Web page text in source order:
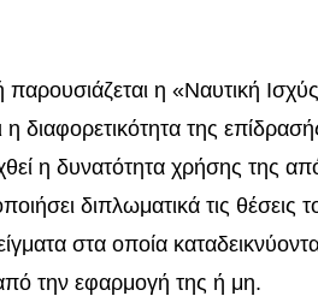
η «Ναυτική
η διαφορετικότητα της
η δυνατότητα χρήσης της
διπλωματικά τις
στα οποία
την εφαρμογή της ή μη.